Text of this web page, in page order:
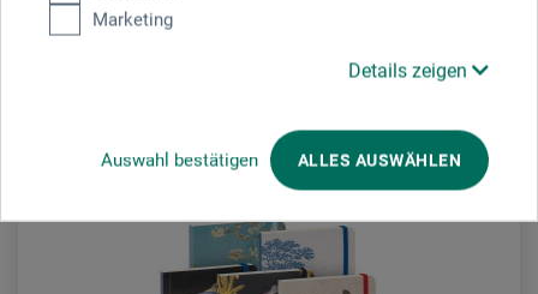
Marketing
Details zeigen
Auswahl bestätigen ALLES AUSWÄHLEN